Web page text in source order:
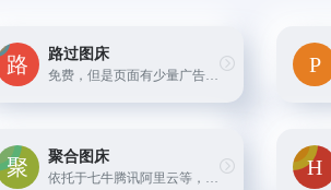
路过图床
免费，但是页面有少量广告。高速稳定的图片上传和外链服务，全球CDN加速，最大单张支持 10 MB，支持批量上传
聚合图床
依托于七牛腾讯阿里云等，用户可以自己选择上传策略，上传图片：可选jpg/png/bmp/webp等所有支持的图片格式，可批量上传。没有流量限制、速度也可以，关键是不需要各种设置